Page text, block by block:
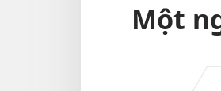
Một